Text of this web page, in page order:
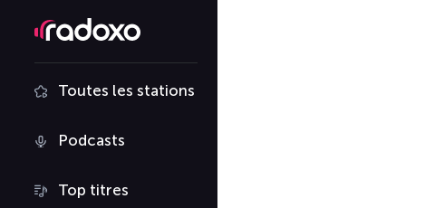
Toutes les stations
Podcasts
Top titres